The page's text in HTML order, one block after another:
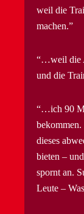
weil die
machen.
…weil die
und die
…ich 90
dieses
bieten –
spornt an.
Leute –